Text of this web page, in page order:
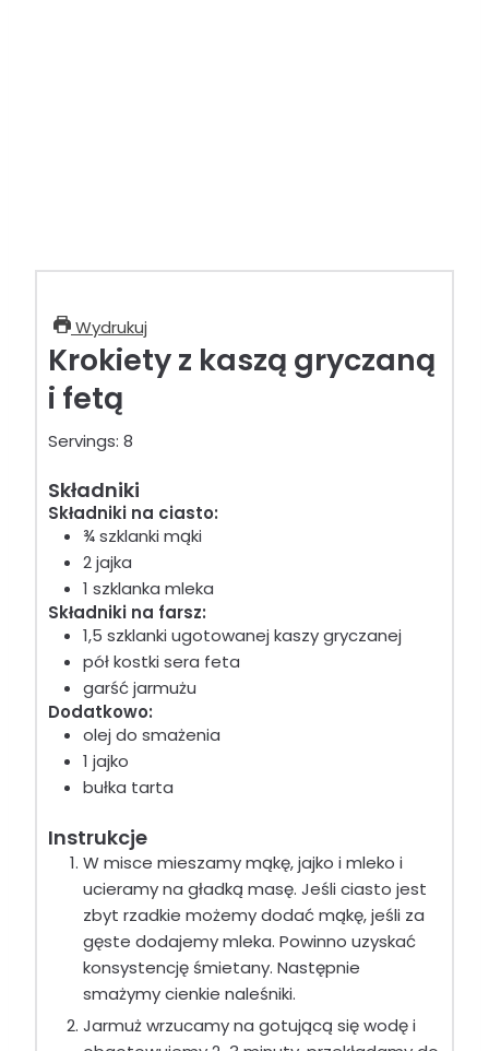
Wydrukuj
Krokiety z kaszą gryczaną
i fetą
Servings: 8
Składniki
Składniki na ciasto:
¾ szklanki mąki
2 jajka
1 szklanka mleka
Składniki na farsz:
1,5 szklanki ugotowanej kaszy gryczanej
pół kostki sera feta
garść jarmużu
Dodatkowo:
olej do smażenia
1 jajko
bułka tarta
Instrukcje
W misce mieszamy mąkę, jajko i mleko i
ucieramy na gładką masę. Jeśli ciasto jest
zbyt rzadkie możemy dodać mąkę, jeśli za
gęste dodajemy mleka. Powinno uzyskać
konsystencję śmietany. Następnie
smażymy cienkie naleśniki.
Jarmuż wrzucamy na gotującą się wodę i